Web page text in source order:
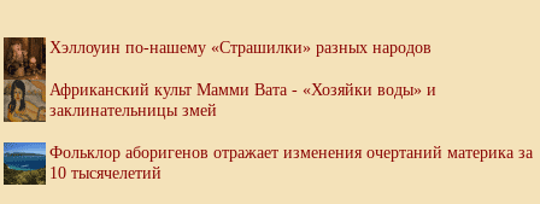
Хэллоуин по-нашему «Страшилки» разных народов
Африканский культ Мамми Вата - «Хозяйки воды» и
заклинательницы змей
Фольклор аборигенов отражает изменения очертаний материка за
10 тысячелетий